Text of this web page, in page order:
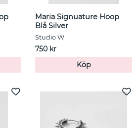
Maria Signuature Hoop
Blå Silver
Studio W
750 kr
Köp